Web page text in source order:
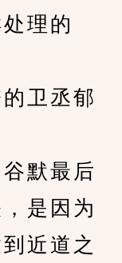
理的
卫丞郁
默最后
是因为
近道之